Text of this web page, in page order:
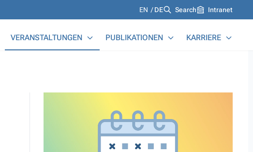
Languages
EN DE Search Intranet
VERANSTALTUNGEN PUBLIKATIONEN KARRIERE